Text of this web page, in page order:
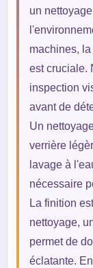
un
machines,
est cruciale.
inspection
avant de
Un
verrière
lavage à
nécessaire
La finition
nettoyage,
permet de
éclatante.